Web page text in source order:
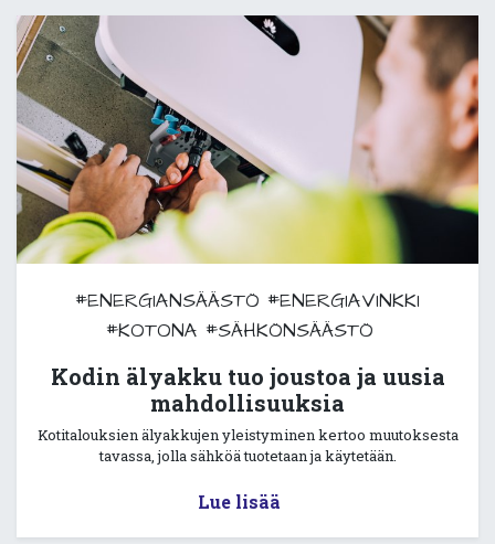
#ENERGIANSÄÄSTÖ #ENERGIAVINKKI
#KOTONA #SÄHKÖNSÄÄSTÖ
Kodin älyakku tuo joustoa ja uusia
mahdollisuuksia
Kotitalouksien älyakkujen yleistyminen kertoo muutoksesta
tavassa, jolla sähköä tuotetaan ja käytetään.
Lue lisää